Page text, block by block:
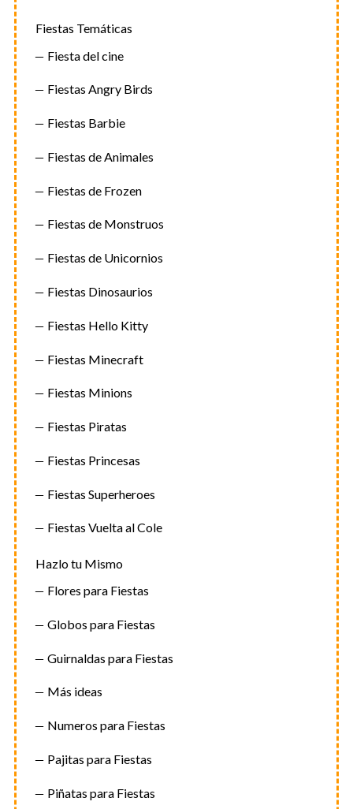
Fiestas Temáticas
Fiesta del cine
Fiestas Angry Birds
Fiestas Barbie
Fiestas de Animales
Fiestas de Frozen
Fiestas de Monstruos
Fiestas de Unicornios
Fiestas Dinosaurios
Fiestas Hello Kitty
Fiestas Minecraft
Fiestas Minions
Fiestas Piratas
Fiestas Princesas
Fiestas Superheroes
Fiestas Vuelta al Cole
Hazlo tu Mismo
Flores para Fiestas
Globos para Fiestas
Guirnaldas para Fiestas
Más ideas
Numeros para Fiestas
Pajitas para Fiestas
Piñatas para Fiestas